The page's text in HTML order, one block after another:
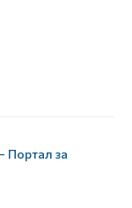
Портал за